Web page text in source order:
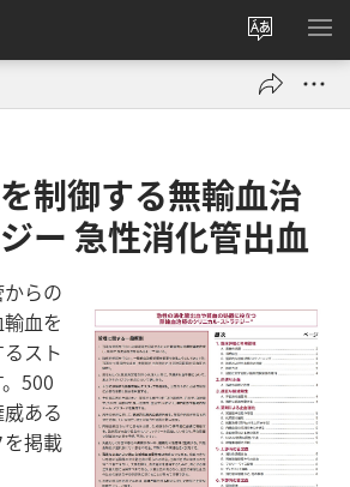
サ
イ
ト
語
を
変
る
メ
を
制御する無輸血治
ー 急性消化管出血
らの
血を
スト
500
ある
掲載